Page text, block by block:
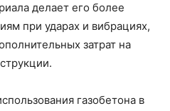
делает его более
при ударах и вибрациях,
затрат на
газобетона в